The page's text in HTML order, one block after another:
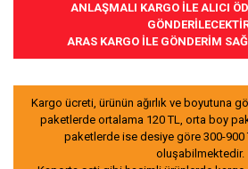
ANLAŞMALI KARGO İLE ALICI
ARAS KARGO İLE GÖNDERİM
Kargo ücreti, ürünün ağırlık ve boyutuna
paketlerde ortalama 120 TL, orta boy
paketlerde ise desiye göre 300-900
oluşabilmektedir.